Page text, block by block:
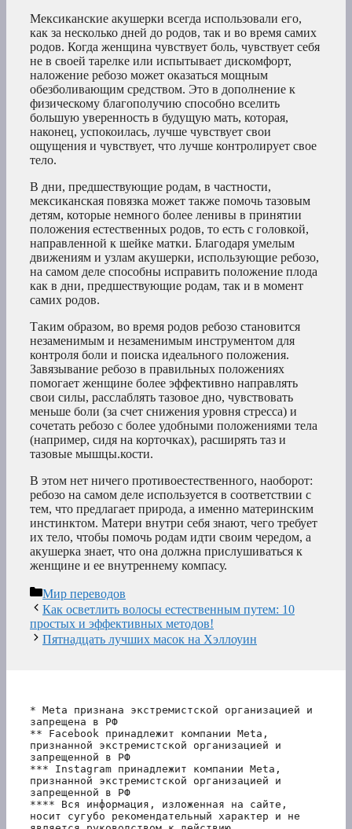
Мексиканские акушерки всегда использовали его,
как за несколько дней до родов, так и во время самих
родов. Когда женщина чувствует боль, чувствует себя
не в своей тарелке или испытывает дискомфорт,
наложение ребозо может оказаться мощным
обезболивающим средством. Это в дополнение к
физическому благополучию способно вселить
большую уверенность в будущую мать, которая,
наконец, успокоилась, лучше чувствует свои
ощущения и чувствует, что лучше контролирует свое
тело.
В дни, предшествующие родам, в частности,
мексиканская повязка может также помочь тазовым
детям, которые немного более ленивы в принятии
положения естественных родов, то есть с головкой,
направленной к шейке матки. Благодаря умелым
движениям и узлам акушерки, использующие ребозо,
на самом деле способны исправить положение плода
как в дни, предшествующие родам, так и в момент
самих родов.
Таким образом, во время родов ребозо становится
незаменимым и незаменимым инструментом для
контроля боли и поиска идеального положения.
Завязывание ребозо в правильных положениях
помогает женщине более эффективно направлять
свои силы, расслаблять тазовое дно, чувствовать
меньше боли (за счет снижения уровня стресса) и
сочетать ребозо с более удобными положениями тела
(например, сидя на корточках), расширять таз и
тазовые мышцы.кости.
В этом нет ничего противоестественного, наоборот:
ребозо на самом деле используется в соответствии с
тем, что предлагает природа, а именно материнским
инстинктом. Матери внутри себя знают, чего требует
их тело, чтобы помочь родам идти своим чередом, а
акушерка знает, что она должна прислушиваться к
женщине и ее внутреннему компасу.
Рубрики
Мир переводов
Как осветлить волосы естественным путем: 10
простых и эффективных методов!
Пятнадцать лучших масок на Хэллоуин
* Meta признана экстремистской организацией и
запрещена в РФ
** Facebook принадлежит компании Meta,
признанной экстремистской организацией и
запрещенной в РФ
*** Instagram принадлежит компании Meta,
признанной экстремистской организацией и
запрещенной в РФ
**** Вся информация, изложенная на сайте,
носит сугубо рекомендательный характер и не